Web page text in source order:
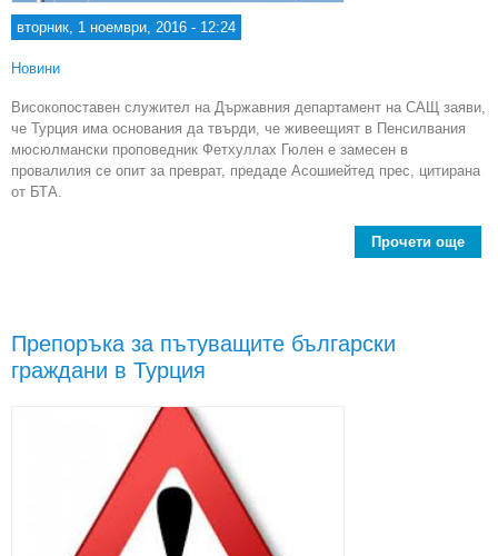
вторник, 1 ноември, 2016 - 12:24
Новини
Високопоставен служител на Държавния департамент на САЩ заяви,
че Турция има основания да твърди, че живеещият в Пенсилвания
мюсюлмански проповедник Фетхуллах Гюлен е замесен в
провалилия се опит за преврат, предаде Асошиейтед прес, цитирана
от БТА.
Прочети още
Препоръка за пътуващите български
граждани в Турция